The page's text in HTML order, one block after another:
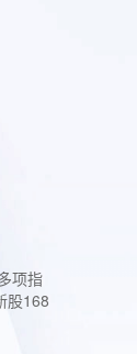
项指
股168